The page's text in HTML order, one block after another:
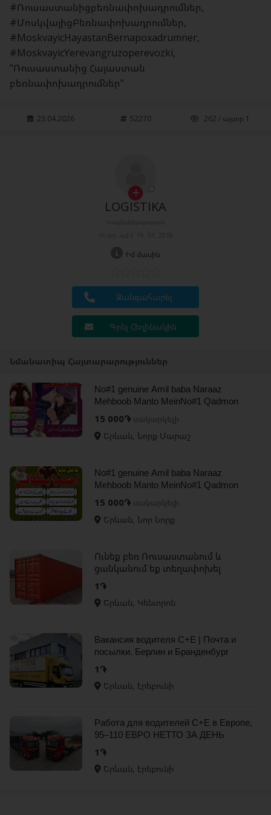
#Ռուսաստանիցբեռնափոխադրումներ,
#ՄոսկվայիցԲեռնափոխադրումներ,
#MoskvayicHayastanBernapoxadrumner,
#MoskvayicYerevangruzoperevozki,
"Ռուսաստանից Հայաստան
բեռնափոխադրումներ"
23.04.2026 52270 262 / այսօր 1
LOGISTIKA
Իմ մասին
Զանգահարել
Գրել Հեղինակին
Նմանատիպ Հայտարարություններ
No#1 genuine Amil baba Naraaz
Mehboob Manto MeinNo#1 Qadmon
Mein | LoveMarriage Specialist Amil
UK13
15 000֏
Երևան, Նորք Մարաշ
No#1 genuine Amil baba Naraaz
Mehboob Manto MeinNo#1 Qadmon
Mein | Love Marriage Specialist Amil
UK2
15 000֏
Երևան, Նոր Նորք
Ունեք բեռ Ռուսաստանում և
ցանկանում եք տեղափոխել
Հայաստան,ապա դիմեք մեզ
1֏
Երևան, Կենտրոն
Вакансия водителя C+E | Почта и
посылки. Берлин и Бранденбург
1֏
Երևան, էրեբունի
Работа для водителей C+E в Европе,
95–110 ЕВРО НЕТТО ЗА ДЕНЬ
1֏
Երևան, էրեբունի